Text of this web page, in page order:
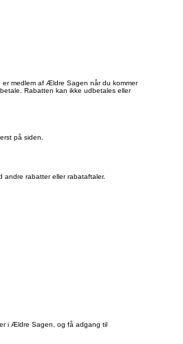
medlem af Ældre Sagen når du kommer
Rabatten kan ikke udbetales eller
på siden.
andre rabatter eller rabataftaler.
i Ældre Sagen, og få adgang til